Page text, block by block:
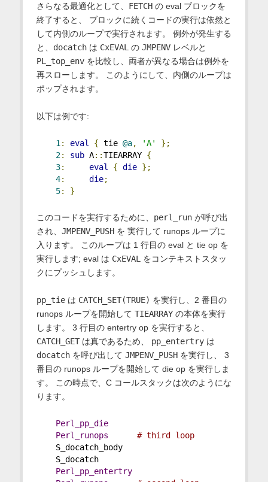
さらなる最適化として、 FETCHの eval ブロックを
終了すると、 ブロックに続くコードの実行は依然と
して内側のループで実行されます。 例外が発生する
と、 docatchは CxEVAL の JMPENVレベルと
PL_top_envを比較し、両者が異なる場合は例外を
再スローします。 このようにして、内側のループは
ポップされます。
以下は例です:
1 : eval { tie @a, 'A'
};
2: sub A::TIEARRAY {
3: eval { die };
4: die;
5: }
このコードを実行するために、 perl_runが呼び出
され、 JMPENV_PUSHを 実行して runops ループに
入ります。 このループは 1 行目の eval と tie op を
実行します; eval は CxEVAL
をコンテキストスタッ
クにプッシュします。
pp_tieは CATCH_SET(TRUE) を実行し、2 番目の
runops ループを開始して TIEARRAYの本体を実行
します。 3 行目の entertry op を実行すると、
CATCH_GETは真であるため、 pp_entertryは
docatchを呼び出して JMPENV_PUSHを実行し、 3
番目の runops ループを開始して die op を実行しま
す。 この時点で、C コールスタックは次のようにな
ります。
Perl_pp_die
Perl_runops
# third loop
S_docatch_body
S_docatch
Perl_pp_entertry